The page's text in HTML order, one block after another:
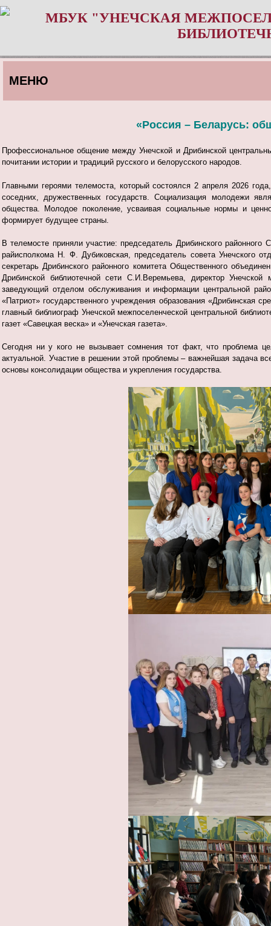
МБУК "УНЕЧСКАЯ
МЕНЮ
«Россия – Беларусь:
Профессиональное общение между Унечской и Дрибинской
почитании истории и традиций русского и белорусского народов.
Главными героями телемоста, который состоялся 2 апреля 2026
соседних, дружественных государств. Социализация молодежи
общества. Молодое поколение, усваивая социальные нормы и
формирует будущее страны.
В телемосте приняли участие: председатель Дрибинского
райисполкома Н. Ф. Дубиковская, председатель совета Унечского
секретарь Дрибинского районного комитета Общественного
Дрибинской библиотечной сети С.И.Веремьева, директор
заведующий отделом обслуживания и информации центральной
«Патриот» государственного учреждения образования «Дрибинская
главный библиограф Унечской межпоселенческой центральной
газет «Савецкая веска» и «Унечская газета».
Сегодня ни у кого не вызывает сомнения тот факт, что проблема
актуальной. Участие в решении этой проблемы – важнейшая задача
основы консолидации общества и укрепления государства.